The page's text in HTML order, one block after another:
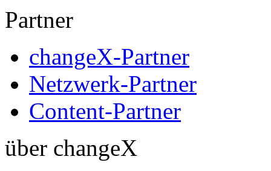
Partner
changeX-Partner
Netzwerk-Partner
Content-Partner
über changeX